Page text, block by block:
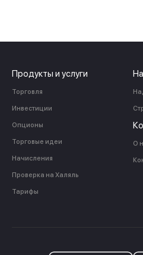
Продукты и услуги
Торговля
Инвестиции
Опционы
Торговые идеи
Начисления
Проверка на Халяль
Тарифы
О